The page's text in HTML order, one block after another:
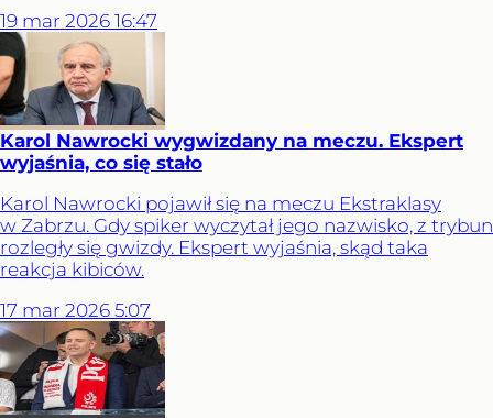
19 mar 2026 16:47
Karol Nawrocki wygwizdany na meczu. Ekspert
wyjaśnia, co się stało
Karol Nawrocki pojawił się na meczu Ekstraklasy
w Zabrzu. Gdy spiker wyczytał jego nazwisko, z trybun
rozległy się gwizdy. Ekspert wyjaśnia, skąd taka
reakcja kibiców.
17 mar 2026 5:07